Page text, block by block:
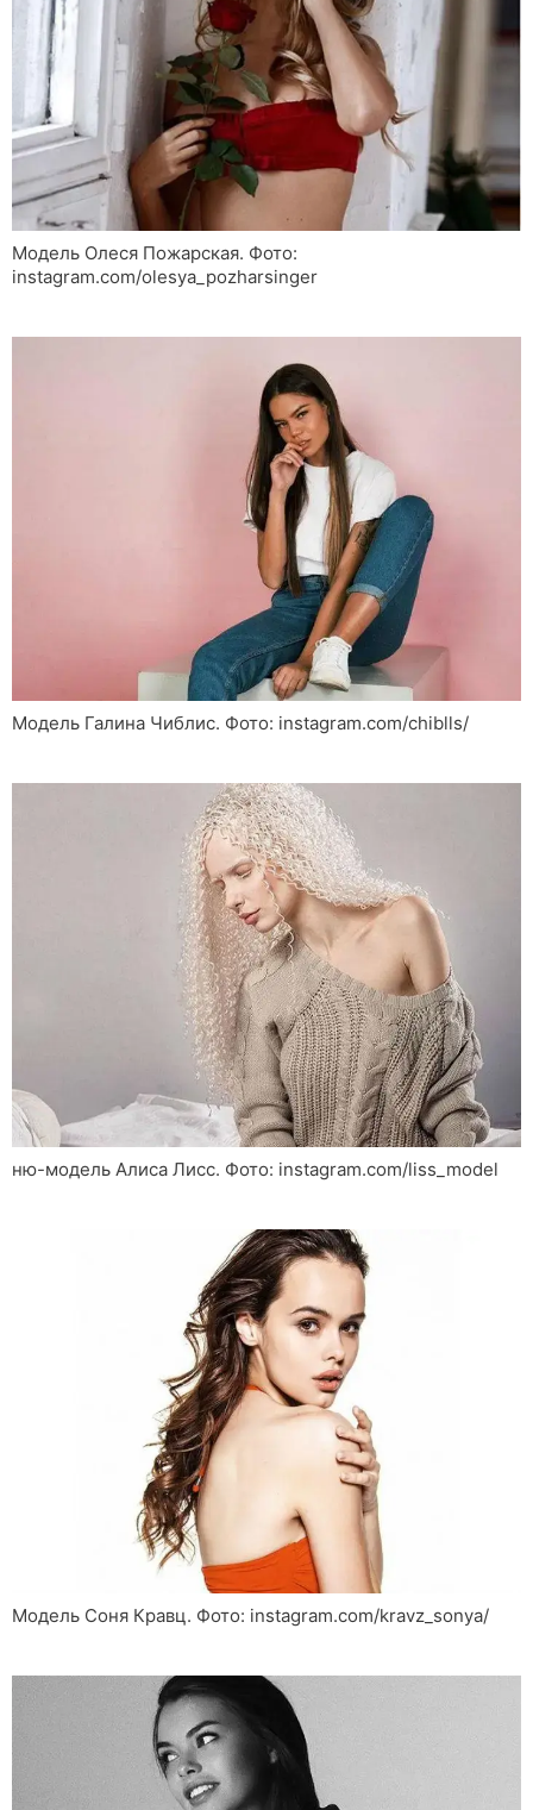
Модель Олеся Пожарская. Фото:
instagram.com/olesya_pozharsinger
Модель Галина Чиблис. Фото: instagram.com/chiblls/
ню-модель Алиса Лисс. Фото: instagram.com/liss_model
Модель Соня Кравц. Фото: instagram.com/kravz_sonya/